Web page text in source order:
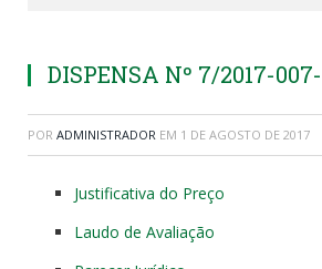
DISPENSA Nº 7/2017-
POR ADMINISTRADOR EM 1 DE AGOSTO DE 2017
Justificativa do Preço
Laudo de Avaliação